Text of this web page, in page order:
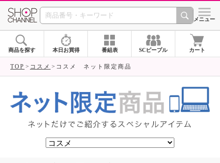
SHOP CHANNEL ショッ
メニュー
商品を探す 本日お買得 番組表 SCピープル カート
TOP コスメ コスメ ネット限定商品